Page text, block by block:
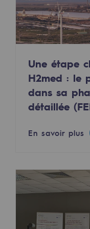
Limitation
Gestion
Energiz
Le
Territorial
Une étape
H2med : le
dans sa
détaillée
En savoir plus